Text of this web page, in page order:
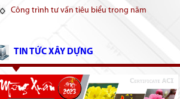
Công trình tư vấn tiêu biểu trong năm
TIN TỨC XÂY DỰNG